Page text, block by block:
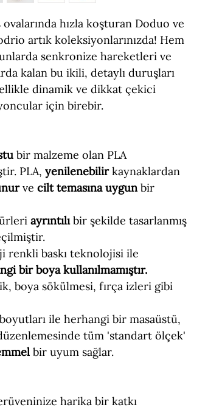
hızla koşturan Doduo ve
artık koleksiyonlarınızda! Hem
senkronize hareketleri ve
kalan bu ikili, detaylı duruşları
dinamik ve dikkat çekici
için birebir.
bir malzeme olan PLA
PLA, yenilenebilirkaynaklardan
ve cilt temasına uygunbir
ayrıntılıbir şekilde tasarlanmış
renkli baskı teknolojisi ile
bir boya kullanılmamıştır.
boya sökülmesi, fırça izleri gibi
ile herhangi bir masaüstü,
tüm 'standart ölçek'
bir uyum sağlar.
harika bir katkı